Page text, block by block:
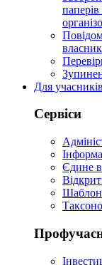
Для
Сервіси
Єдине